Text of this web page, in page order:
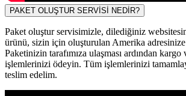
PAKET OLUŞTUR SERVİSİ NEDİR?
Paket oluştur servisimizle, dilediğiniz
ürünü, sizin için oluşturulan Amerika adresinize
Paketinizin tarafımıza ulaşması ardından
işlemlerinizi ödeyin. Tüm işlemlerinizi
teslim edelim.